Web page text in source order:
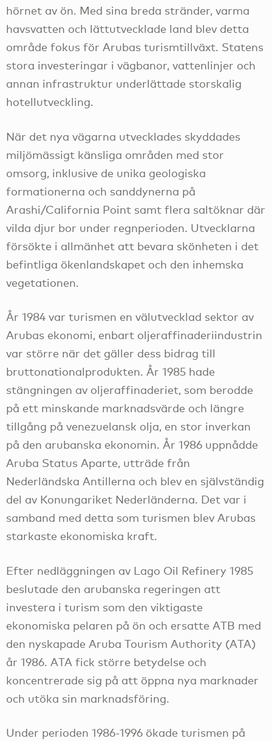
hörnet av ön. Med sina breda stränder, varma
havsvatten och lättutvecklade land blev detta
område fokus för Arubas turismtillväxt. Statens
stora investeringar i vägbanor, vattenlinjer och
annan infrastruktur underlättade storskalig
hotellutveckling.
När det nya vägarna utvecklades skyddades
miljömässigt känsliga områden med stor
omsorg, inklusive de unika geologiska
formationerna och sanddynerna på
Arashi/California Point samt flera saltöknar där
vilda djur bor under regnperioden. Utvecklarna
försökte i allmänhet att bevara skönheten i det
befintliga ökenlandskapet och den inhemska
vegetationen.
År 1984 var turismen en välutvecklad sektor av
Arubas ekonomi, enbart oljeraffinaderiindustrin
var större när det gäller dess bidrag till
bruttonationalprodukten. År 1985 hade
stängningen av oljeraffinaderiet, som berodde
på ett minskande marknadsvärde och längre
tillgång på venezuelansk olja, en stor inverkan
på den arubanska ekonomin. År 1986 uppnådde
Aruba Status Aparte, utträde från
Nederländska Antillerna och blev en självständig
del av Konungariket Nederländerna. Det var i
samband med detta som turismen blev Arubas
starkaste ekonomiska kraft.
Efter nedläggningen av Lago Oil Refinery 1985
beslutade den arubanska regeringen att
investera i turism som den viktigaste
ekonomiska pelaren på ön och ersatte ATB med
den nyskapade Aruba Tourism Authority (ATA)
år 1986. ATA fick större betydelse och
koncentrerade sig på att öppna nya marknader
och utöka sin marknadsföring.
Under perioden 1986-1996 ökade turismen på